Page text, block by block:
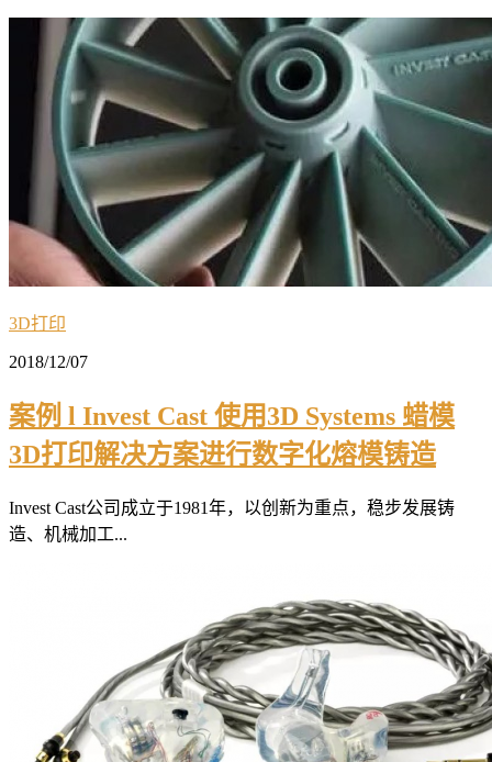
3D打印
2018/12/07
案例 l Invest Cast 使用3D Systems 蜡模
3D打印解决方案进行数字化熔模铸造
Invest Cast公司成立于1981年，以创新为重点，稳步发展铸
造、机械加工...